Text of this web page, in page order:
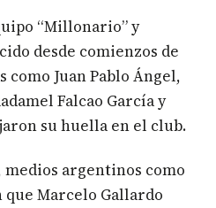
“Millonario” y
desde comienzos de
como Juan Pablo Ángel,
Falcao García y
su huella en el club.
argentinos como
Marcelo Gallardo